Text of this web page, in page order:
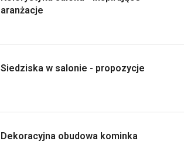
aranżacje
Siedziska w salonie - propozycje
Dekoracyjna obudowa kominka